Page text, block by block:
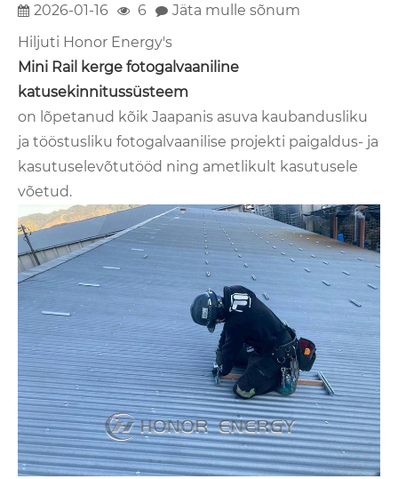
2026-01-16 6
Jäta mulle sõnum
Hiljuti Honor Energy's
Mini Rail kerge fotogalvaaniline
katusekinnitussüsteem
on lõpetanud kõik Jaapanis asuva kaubandusliku
ja tööstusliku fotogalvaanilise projekti paigaldus- ja
kasutuselevõtutööd ning ametlikult kasutusele
võetud.